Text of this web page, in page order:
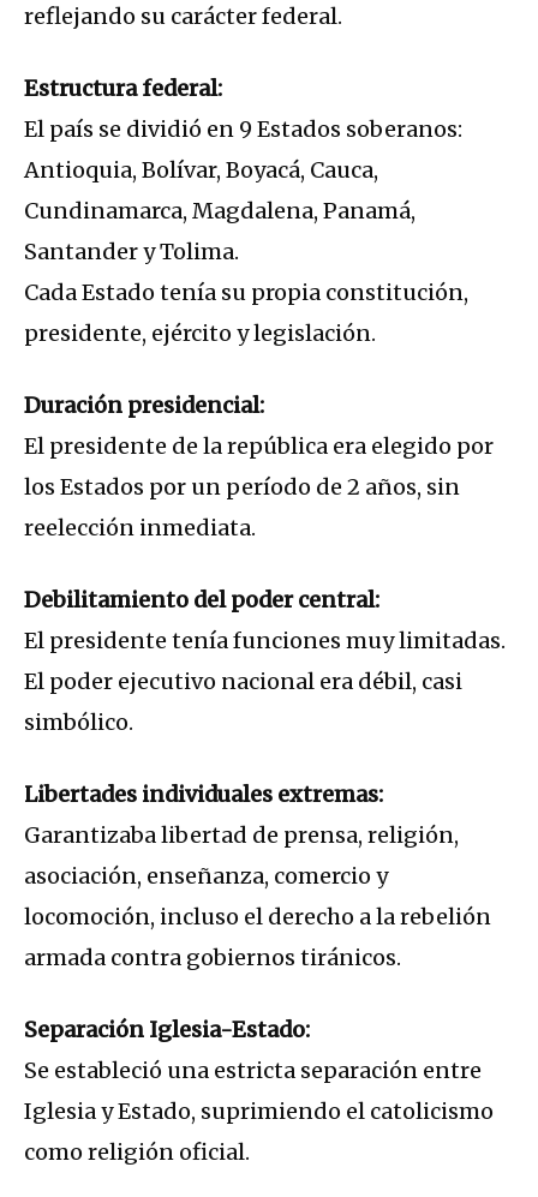
reflejando su carácter federal.
Estructura federal:
El país se dividió en 9 Estados soberanos:
Antioquia, Bolívar, Boyacá, Cauca,
Cundinamarca, Magdalena, Panamá,
Santander y Tolima.
Cada Estado tenía su propia constitución,
presidente, ejército y legislación.
Duración presidencial:
El presidente de la república era elegido por
los Estados por un período de 2 años, sin
reelección inmediata.
Debilitamiento del poder central:
El presidente tenía funciones muy limitadas.
El poder ejecutivo nacional era débil, casi
simbólico.
Libertades individuales extremas:
Garantizaba libertad de prensa, religión,
asociación, enseñanza, comercio y
locomoción, incluso el derecho a la rebelión
armada contra gobiernos tiránicos.
Separación Iglesia-Estado:
Se estableció una estricta separación entre
Iglesia y Estado, suprimiendo el catolicismo
como religión oficial.